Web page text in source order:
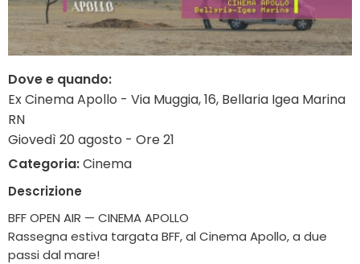
Dove e quando:
Ex Cinema Apollo - Via Muggia, 16, Bellaria Igea Marina
RN
Giovedì 20 agosto - Ore 21
Categoria:Cinema
Descrizione
BFF OPEN AIR — CINEMA APOLLO
Rassegna estiva targata BFF, al Cinema Apollo, a due
passi dal mare!